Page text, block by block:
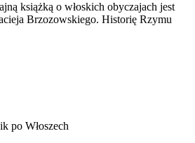
książką o włoskich obyczajach jest
Brzozowskiego. Historię Rzymu
po Włoszech